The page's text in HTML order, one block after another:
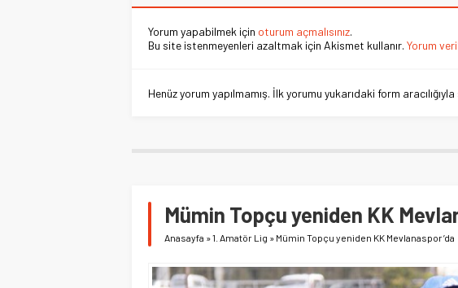
Yorum yapabilmek için oturum açmalısınız.
Bu site istenmeyenleri azaltmak için Akismet kullanır. Yorum
Henüz yorum yapılmamış. İlk yorumu yukarıdaki form
Mümin Topçu yeniden KK
Anasayfa »1. Amatör Lig » Mümin Topçu yeniden KK Mevlanaspor’da